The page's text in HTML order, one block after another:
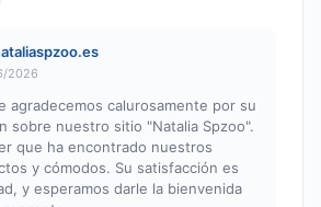
2026
agradecemos calurosamente por su
sobre nuestro sitio "Natalia Spzoo".
que ha encontrado nuestros
y cómodos. Su satisfacción es
y esperamos darle la bienvenida